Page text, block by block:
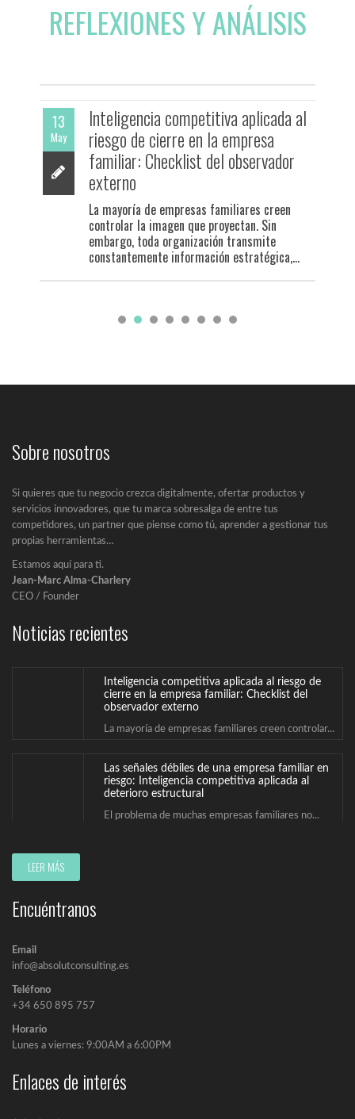
REFLEXIONES Y ANÁLISIS
13
May
Inteligencia competitiva aplicada al
riesgo de cierre en la empresa
familiar: Checklist del observador
externo
La mayoría de empresas familiares creen
controlar la imagen que proyectan. Sin
embargo, toda organización transmite
constantemente información estratégica,...
Sobre nosotros
Si quieres que tu negocio crezca digitalmente, ofertar productos y
servicios innovadores, que tu marca sobresalga de entre tus
competidores, un partner que piense como tú, aprender a gestionar tus
propias herramientas…
Estamos aquí para ti.
Jean-Marc Alma-Charlery
CEO / Founder
Noticias recientes
observador externo
Las señales débiles de una empresa familiar en
riesgo: Inteligencia competitiva aplicada al
La inteligencia competitiva aplicada a la empresa...
Inteligencia competitiva aplicada al riesgo de
cierre en la empresa familiar: Checklist del
observador externo
La mayoría de empresas familiares creen controlar...
Las señales débiles de una empresa familiar en
riesgo: Inteligencia competitiva aplicada al
deterioro estructural
El problema de muchas empresas familiares no...
observador externo
LEER MÁS
Encuéntranos
Email
info@absolutconsulting.es
Teléfono
+34 650 895 757
Horario
Lunes a viernes: 9:00AM a 6:00PM
Enlaces de interés